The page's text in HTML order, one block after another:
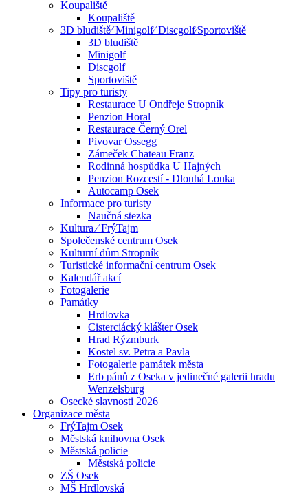
Koupaliště
Koupaliště
3D bludiště⁄ Minigolf⁄ Discgolf⁄Sportoviště
3D bludiště
Minigolf
Discgolf
Sportoviště
Tipy pro turisty
Restaurace U Ondřeje Stropník
Penzion Horal
Restaurace Černý Orel
Pivovar Ossegg
Zámeček Chateau Franz
Rodinná hospůdka U Hajných
Penzion Rozcestí - Dlouhá Louka
Autocamp Osek
Informace pro turisty
Naučná stezka
Kultura ⁄ FrýTajm
Společenské centrum Osek
Kulturní dům Stropník
Turistické informační centrum Osek
Kalendář akcí
Fotogalerie
Památky
Hrdlovka
Cisterciácký klášter Osek
Hrad Rýzmburk
Kostel sv. Petra a Pavla
Fotogalerie památek města
Erb pánů z Oseka v jedinečné galerii hradu
Wenzelsburg
Osecké slavnosti 2026
Organizace města
FrýTajm Osek
Městská knihovna Osek
Městská policie
Městská policie
ZŠ Osek
MŠ Hrdlovská